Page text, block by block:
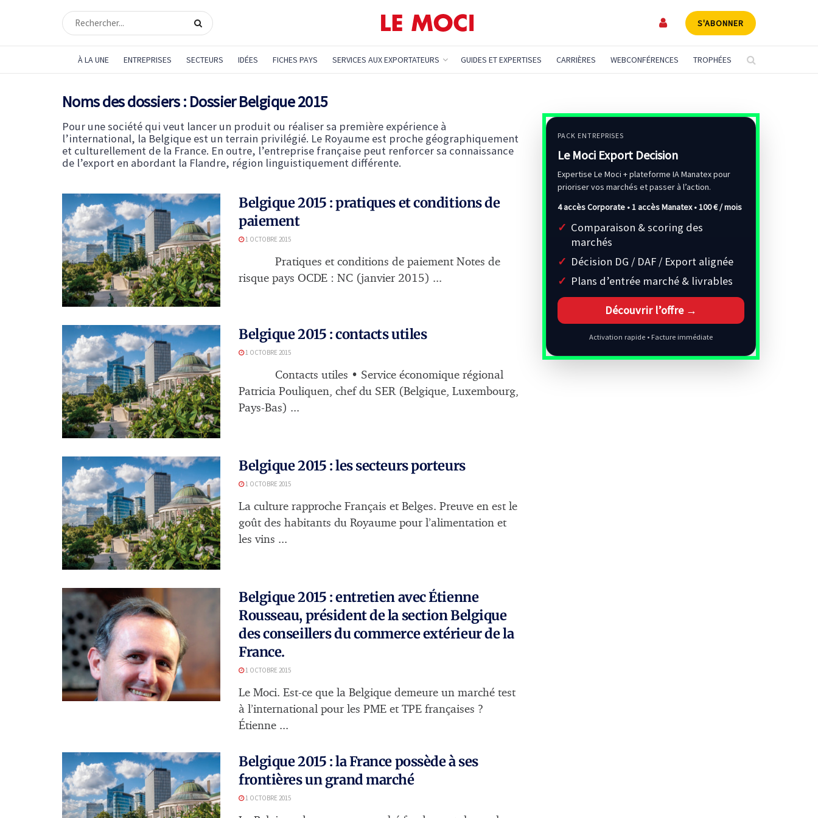
S'ABONNER
À LA UNE ENTREPRISES SECTEURS IDÉES FICHES PAYS SERVICES AUX EXPORTATEURS GUIDES ET EXPERTISES CARRIÈRES WEBCONFÉRENCES TROPHÉES
Noms des dossiers : Dossier Belgique 2015
Pour une société qui veut lancer un produit ou réaliser sa première expérience à
l’international, la Belgique est un terrain privilégié. Le Royaume est proche géographiquement
et culturellement de la France. En outre, l’entreprise française peut renforcer sa connaissance
de l’export en abordant la Flandre, région linguistiquement différente.
Belgique 2015 : pratiques et conditions de
paiement
1 OCTOBRE 2015
Pratiques et conditions de paiement Notes de
risque pays OCDE : NC (janvier 2015) ...
Belgique 2015 : contacts utiles
1 OCTOBRE 2015
Contacts utiles • Service économique régional
Patricia Pouliquen, chef du SER (Belgique, Luxembourg,
Pays-Bas) ...
Belgique 2015 : les secteurs porteurs
1 OCTOBRE 2015
La culture rapproche Français et Belges. Preuve en est le
goût des habitants du Royaume pour l’alimentation et
les vins ...
Belgique 2015 : entretien avec Étienne
Rousseau, président de la section Belgique
des conseillers du commerce extérieur de la
France.
1 OCTOBRE 2015
Le Moci. Est-ce que la Belgique demeure un marché test
à l’international pour les PME et TPE françaises ?
Étienne ...
Belgique 2015 : la France possède à ses
frontières un grand marché
1 OCTOBRE 2015
PACK ENTREPRISES
Le Moci Export Decision
Expertise Le Moci + plateforme IA Manatex pour
prioriser vos marchés et passer à l’action.
4 accès Corporate • 1 accès Manatex •100 € / mois
Comparaison & scoring des
marchés
Décision DG / DAF / Export alignée
Plans d’entrée marché & livrables
Découvrir l’offre →
Activation rapide • Facture immédiate